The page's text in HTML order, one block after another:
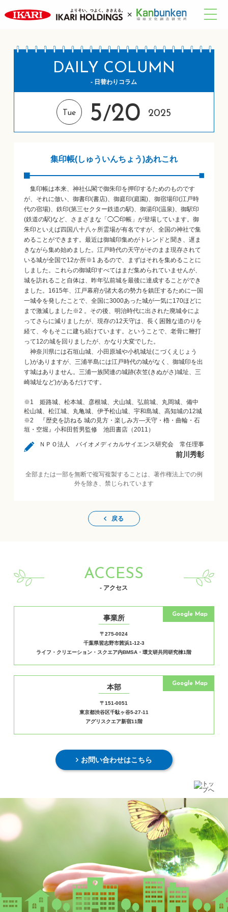
DAILY COLUMN
- 日替わりコラム
Tue 5/20 2025
集印帳(しゅういんちょう)あれこれ
集印帳は本来、神社仏閣で御朱印を押印するためのものです
が、それに倣い、御書印(書店)、御庭印(庭園)、御宿場印(江戸時
代の宿場)、鉄印(第三セクター鉄道の駅)、御湯印(温泉)、御駅印
(鉄道の駅)など、さまざまな「◯◯印帳」が登場しています。御
朱印といえば四国八十八ヶ所霊場が有名ですが、全国の神社で集
めることができます。最近は御城印集めがトレンドと聞き、遅ま
きながら集め始めました。江戸時代の天守がそのまま現存されて
いる城が全国で12か所※1 あるので、まずはそれを集めることに
しました。これらの御城印すべてはまだ集められていませんが、
城を訪れること自体は、昨年弘前城を最後に達成することができ
ました。1615年、江戸幕府が諸大名の勢力を鎮圧するために一国
一城令を発したことで、全国に3000あった城が一気に170ほどに
まで激減しました※2 。その後、明治時代に出された廃城令によ
ってさらに減りましたが、現存の12天守は、長く困難な道のりを
経て、今もそこに建ち続けています。ということで、老骨に鞭打
って12の城を回りましたが、かなり大変でした。
神奈川県には石垣山城、小田原城や小机城址(こづくえじょう
し)がありますが、三浦半島には江戸時代の城がなく、御城印を出
す城はありません。三浦一族関連の城跡(衣笠(きぬがさ)城址、三
崎城址など)があるだけです。
※1 姫路城、松本城、彦根城、犬山城、弘前城、丸岡城、備中
松山城、松江城、丸亀城、伊予松山城、宇和島城、高知城の12城
※2 『歴史を訪ねる 城の見方・楽しみ方―天守・櫓・曲輪・石
垣・空堀』小和田哲男監修 池田書店（2011）
ＮＰＯ法人 バイオメディカルサイエンス研究会 常任理事
前川秀彰
全部または一部を無断で複写複製することは、著作権法上での例
外を除き、禁じられています
戻る
ACCESS
- アクセス
事業所
〒275-0024
千葉県習志野市茜浜1-12-3
ライフ・クリエーション・スクエア内BMSA・環文研共同研究棟1階
Google Map
本部
〒151-0051
東京都渋谷区千駄ヶ谷5-27-11
アグリスクエア新宿11階
Google Map
お問い合わせはこちら